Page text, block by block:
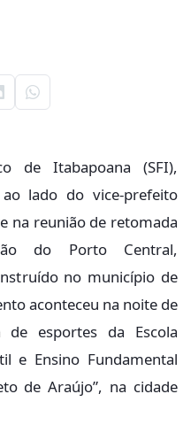
de Itabapoana (SFI),
lado do vice-prefeito
na reunião de retomada
do Porto Central,
no município de
aconteceu na noite de
esportes da Escola
e Ensino Fundamental
de Araújo”, na cidade